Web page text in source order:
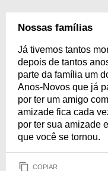
Nossas famílias
Já tivemos tantos
depois de tantos
parte da família um
Anos-Novos que já
por ter um amigo
amizade fica cada
por ter sua amizade
que você se tornou.
COPIAR